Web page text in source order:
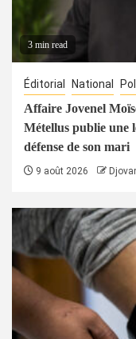
3 min read
Éditorial National
Affaire Jovenel
Métellus publie une
défense de son mari
9 août 2026